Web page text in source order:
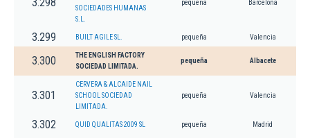
SOCIEDADES HUMANAS
S.L.
pequeña Barcelona
3.299 BUILT AGILE SL. pequeña Valencia
3.300
THE ENGLISH FACTORY
SOCIEDAD LIMITADA.
pequeña Albacete
3.301
CERVERA & ALCAIDE NAIL
SCHOOL SOCIEDAD
LIMITADA.
pequeña Valencia
3.302 QUID QUALITAS 2009 SL pequeña Madrid